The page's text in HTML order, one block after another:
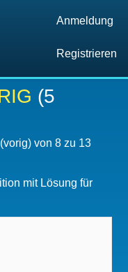
Anmeldung
Registrieren
(5
(vorig) von 8 zu 13
mit Lösung für